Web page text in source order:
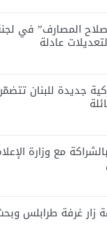
المصارف” في
عادلة
مع وزارة
زار غرفة طرابلس